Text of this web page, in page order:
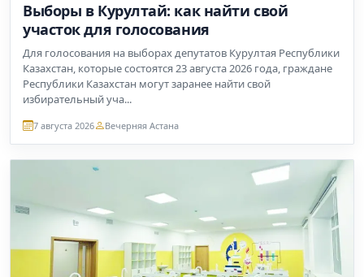
Выборы в Курултай: как найти свой
участок для голосования
Для голосования на выборах депутатов Курултая Республики
Казахстан, которые состоятся 23 августа 2026 года, граждане
Республики Казахстан могут заранее найти свой
избирательный уча...
7 августа 2026 Вечерняя Астана